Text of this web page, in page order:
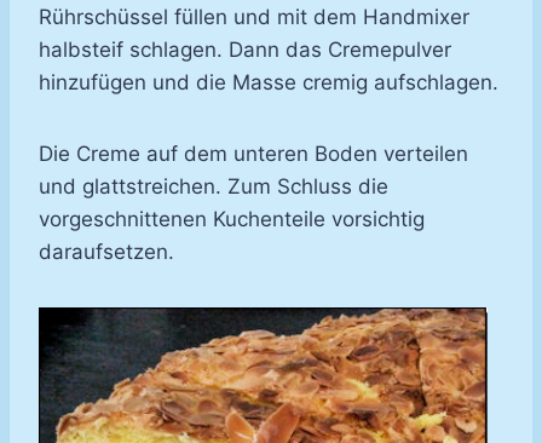
Rührschüssel füllen und mit dem Handmixer
halbsteif schlagen. Dann das Cremepulver
hinzufügen und die Masse cremig aufschlagen.
Die Creme auf dem unteren Boden verteilen
und glattstreichen. Zum Schluss die
vorgeschnittenen Kuchenteile vorsichtig
daraufsetzen.